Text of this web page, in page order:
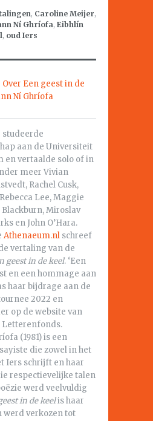
, Caroline Meijer,
Ní Ghríofa, Eibhlín
, oud Iers
Over Een geest in de
Ní Ghríofa
studeerde
aan de Universiteit
en vertaalde solo of in
meer Vivian
Rachel Cusk,
Lee, Maggie
Blackburn, Miroslav
en John O’Hara.
Athenaeum.nl schreef
vertaling van de
geest in de keel. ‘Een
en een hommage aan
haar bijdrage aan de
2022 en
op de website van
Letterenfonds.
(1981) is een
die zowel in het
Iers schrijft en haar
respectievelijke talen
werd veelvuldig
in de keelis haar
werd verkozen tot